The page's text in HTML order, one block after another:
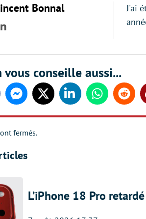
Bonnal
LinkedIn
J'ai
vous conseille aussi...
MessengerTwitter LinkedinWhatsappReddit
fermés.
L’iPhone 18 Pro